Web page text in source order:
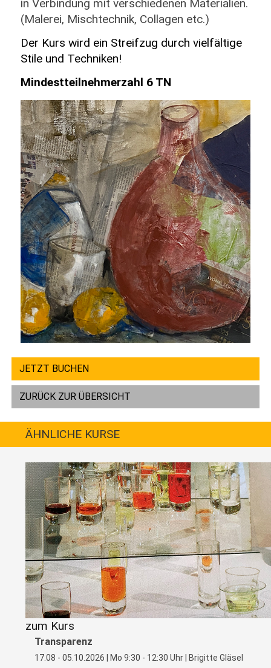
ÄHNLICHE KURSE
zum Kurs
Transparenz
17.08 - 05.10.2026 | Mo 9:30 - 12:30 Uhr | Brigitte Gläsel
in Verbindung mit verschiedenen Materialien.
(Malerei, Mischtechnik, Collagen etc.)
Der Kurs wird ein Streifzug durch vielfältige
Stile und Techniken!
Mindestteilnehmerzahl 6 TN
JETZT BUCHEN
ZURÜCK ZUR ÜBERSICHT